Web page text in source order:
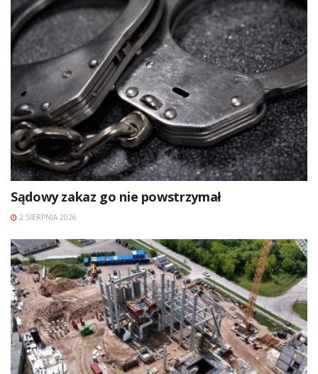
Sądowy zakaz go nie powstrzymał
2 SIERPNIA 2026